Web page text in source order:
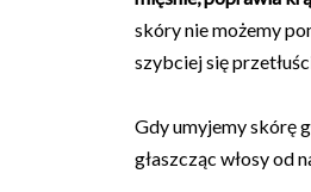
skóry nie możemy
szybciej się
Gdy umyjemy skórę
głaszcząc włosy od